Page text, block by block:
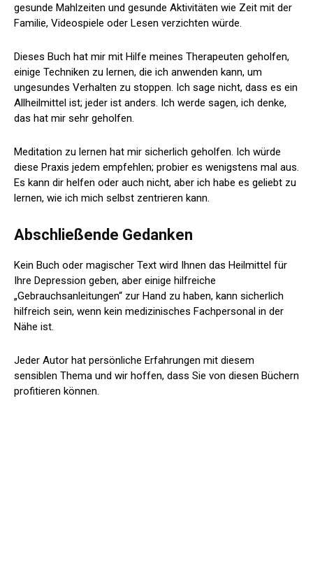
gesunde Mahlzeiten und gesunde Aktivitäten wie Zeit mit der
Familie, Videospiele oder Lesen verzichten würde.
Dieses Buch hat mir mit Hilfe meines Therapeuten geholfen,
einige Techniken zu lernen, die ich anwenden kann, um
ungesundes Verhalten zu stoppen. Ich sage nicht, dass es ein
Allheilmittel ist; jeder ist anders. Ich werde sagen, ich denke,
das hat mir sehr geholfen.
Meditation zu lernen hat mir sicherlich geholfen. Ich würde
diese Praxis jedem empfehlen; probier es wenigstens mal aus.
Es kann dir helfen oder auch nicht, aber ich habe es geliebt zu
lernen, wie ich mich selbst zentrieren kann.
Abschließende Gedanken
Kein Buch oder magischer Text wird Ihnen das Heilmittel für
Ihre Depression geben, aber einige hilfreiche
„Gebrauchsanleitungen“ zur Hand zu haben, kann sicherlich
hilfreich sein, wenn kein medizinisches Fachpersonal in der
Nähe ist.
Jeder Autor hat persönliche Erfahrungen mit diesem
sensiblen Thema und wir hoffen, dass Sie von diesen Büchern
profitieren können.